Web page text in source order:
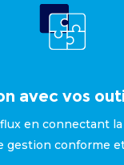
avec vos
en connectant
gestion conforme